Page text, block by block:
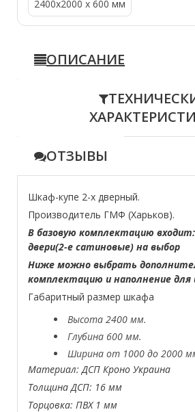
2400x2000 x 600 мм
ОПИСАНИЕ
ОТЗЫВЫ
Шкаф-купе 2-х дверный.
Производитель ГМФ (Харьков).
В базовую комплектацию
двери(2-е сатиновые) на выбор
Ниже можно выбрать
комплектацию и наполнение для
Габаритный размер шкафа
Высота 2400 мм.
Глубина 600 мм.
Ширина от 1000 до 2000
Материал: ДСП Кроно Украина
Толщина ДСП: 16 мм
Торцовка: ПВХ 1 мм